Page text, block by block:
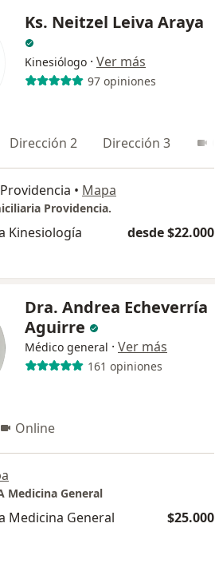
Ks. Neitzel Leiva Araya
Kinesiólogo · Ver más
97 opiniones
Dirección 2 Dirección 3
• Mapa
Providencia.
Kinesiología desde $22.000
Dra. Andrea Echeverría
Aguirre
Médico general · Ver más
161 opiniones
Online
Medicina General
Medicina General $25.000